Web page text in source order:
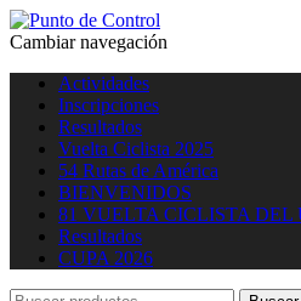
Cambiar navegación
Actividades
Inscripciones
Resultados
Vuelta Ciclista 2025
54 Rutas de América
BIENVENIDOS
81 VUELTA CICLISTA DEL
Resultados
CUPA 2026